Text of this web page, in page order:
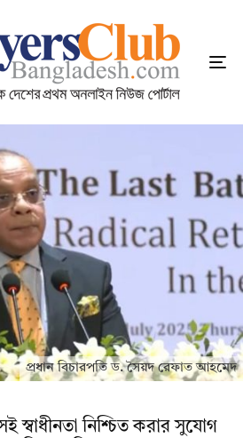
প্রধান বিচারপতি ড. সৈয়দ রেফাত আহমেদ
স্বাধীনতা নিশ্চিত করার সুযোগ